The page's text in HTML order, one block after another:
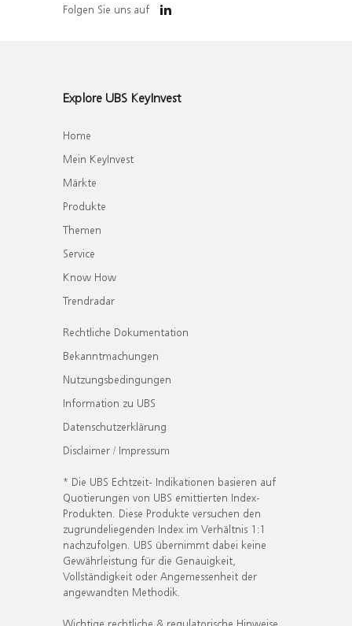
Folgen Sie uns auf
Explore UBS KeyInvest
Home
Mein KeyInvest
Märkte
Produkte
Themen
Service
Know How
Trendradar
Rechtliche Dokumentation
Bekanntmachungen
Nutzungsbedingungen
Information zu UBS
Datenschutzerklärung
Disclaimer / Impressum
* Die UBS Echtzeit- Indikationen basieren auf
Quotierungen von UBS emittierten Index-
Produkten. Diese Produkte versuchen den
zugrundeliegenden Index im Verhältnis 1:1
nachzufolgen. UBS übernimmt dabei keine
Gewährleistung für die Genauigkeit,
Vollständigkeit oder Angemessenheit der
angewandten Methodik.